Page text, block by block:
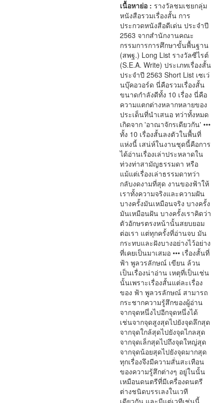
เนื้อหาย่อ : รางวัลชมเชยกลุ่ม
หนังสือรวมเรื่องสั้น การ
ประกวดหนังสือดีเด่น ประจำปี
2563 จากสำนักงานคณะ
กรรมการการศึกษาขั้นพื้นฐาน
(สพฐ.) Long List รางวัลซีไรต์
(S.E.A. Write) ประเภทเรื่องสั้น
ประจำปี 2563 Short List เซเว่
นบุ๊คอวอร์ด นี่คือรวมเรื่องสั้น
ขนาดกำลังดีทั้ง 10 เรื่อง นี่คือ
ความแตกต่างหลากหลายของ
ประเด็นที่นำเสนอ ทว่าทั้งหมด
เกิดจาก 'อาณาจักรเดียวกัน' •••
ทั้ง 10 เรื่องสั้นลงตัวในพื้นที่
แห่งนี้ เสน่ห์ในงานชุดนี้คือการ
ได้อ่านเรื่องเล่าประหลาดใน
ท่วงท่าสามัญธรรมดา หรือ
แม้แต่เรื่องเล่าธรรมดาทว่า
กลับงดงามที่สุด งานของฟ้าให้
เราทั้งความจริงและความฝัน
บางครั้งมันเหมือนจริง บางครั้ง
มันเหมือนฝัน บางครั้งเราคิดว่า
ตัวอักษรตรงหน้านั้นสยบยอม
ต่อเรา แต่ทุกครั้งที่อ่านจบ มัน
กระทบและฝังบางอย่างไว้อย่าง
ที่เคยเป็นมาเสมอ ••• เรื่องสั้นที่
ฟ้า พูลวรลักษณ์ เขียน ล้วน
เป็นเรื่องน่าอ่าน เหตุที่เป็นเช่น
นั้นเพราะเรื่องสั้นแต่ละเรื่อง
ของ ฟ้า พูลวรลักษณ์ สามารถ
กระชากความรู้สึกของผู้อ่าน
จากจุดหนึ่งไปอีกจุดหนึ่งได้
เช่นจากจุดสูงสุดไปยังจุดลึกสุด
จากจุดใกล้สุดไปยังจุดไกลสุด
จากจุดเล็กสุดไปถึงจุดใหญ่สุด
จากจุดน้อยสุดไปยังจุดมากสุด
ทุกเรื่องจึงมีความสั่นสะเทือน
ของความรู้สึกต่างๆ อยู่ในนั้น
เหมือนดนตรีที่มีเครื่องดนตรี
ต่างชนิดบรรเลงในเวที
เดียวกัน และมีแต่เวทีเช่นนี้